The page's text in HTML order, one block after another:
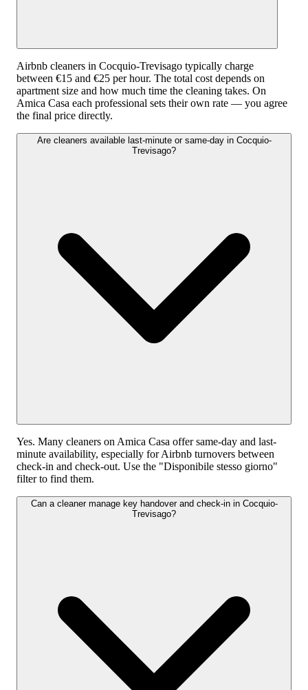
Airbnb cleaners in Cocquio-Trevisago typically charge
between €15 and €25 per hour. The total cost depends on
apartment size and how much time the cleaning takes. On
Amica Casa each professional sets their own rate — you agree
the final price directly.
Are cleaners available last-minute or same-day in Cocquio-
Trevisago?
Yes. Many cleaners on Amica Casa offer same-day and last-
minute availability, especially for Airbnb turnovers between
check-in and check-out. Use the "Disponibile stesso giorno"
filter to find them.
Can a cleaner manage key handover and check-in in Cocquio-
Trevisago?